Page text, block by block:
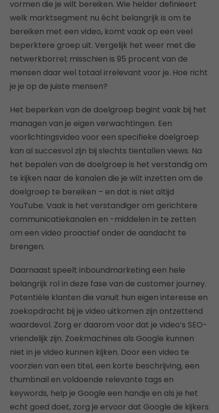
vormen die je wilt bereiken. Wie helder definieert
welk marktsegment nu écht belangrijk is om te
bereiken met een video, komt vaak op een veel
beperktere groep uit. Vergelijk het weer met die
netwerkborrel; misschien is 95 procent van de
mensen daar wel totaal irrelevant voor je. Hoe richt
je je op de juiste mensen?
Het beperken van de doelgroep begint vaak bij het
managen van je eigen verwachtingen. Een
voorlichtingsvideo voor een specifieke doelgroep
kan al succesvol zijn bij slechts tientallen views. Na
het bepalen van de doelgroep is het verstandig om
te kijken naar de kanalen die je wilt inzetten om de
doelgroep te bereiken – en dat is niet altijd
YouTube. Vaak is het verstandiger om gerichtere
communicatiekanalen en -middelen in te zetten
om een video proactief onder de aandacht te
brengen.
Daarnaast speelt inboundmarketing een hele
belangrijk rol in deze fase van de customer journey.
Potentiële klanten die vanuit hun eigen interesse en
zoekopdracht bij je video uitkomen zijn ontzettend
waardevol. Zorg er daarom voor dat je video’s SEO-
vriendelijk zijn. Zoekmachines als Google kunnen
niet in je video kunnen kijken. Door een video te
voorzien van een titel, een korte beschrijving, een
thumbnail en voldoende relevante tags en
keywords, help je Google een handje en als je het
echt goed doet, zorg je ervoor dat Google de kijkers